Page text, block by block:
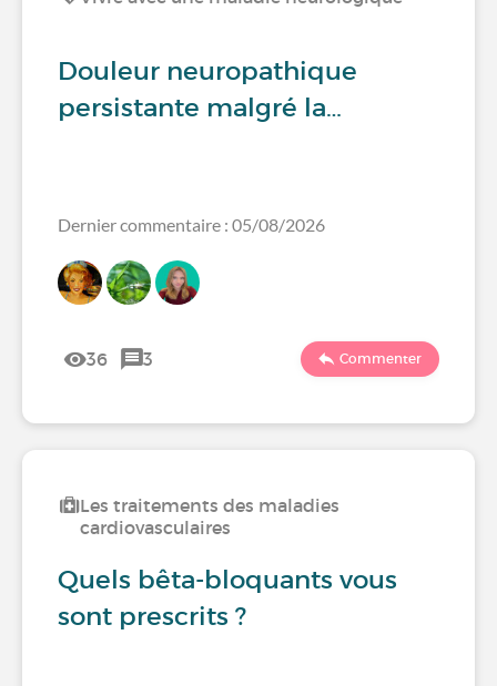
Douleur neuropathique
persistante malgré la…
Dernier commentaire : 05/08/2026
36 3 Commenter
Les traitements des maladies
cardiovasculaires
Quels bêta-bloquants vous
sont prescrits ?